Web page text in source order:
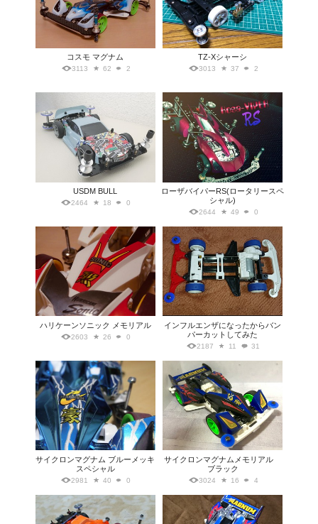
コスモ マグナム
3113 62 2
TZ-Xシャーシ
3013 37 2
USDM BULL
2464 18 0
ローザバイパーRS(ロータリースペ
シャル)
2644 49 0
ハリケーンソニック メモリアル
2603 26 0
インフルエンザになったからバン
パーカットしてみた
2187 11 31
サイクロンマグナム ブルーメッキ
スペシャル
2981 40 0
サイクロンマグナムメモリアル
ブラック
3024 16 4